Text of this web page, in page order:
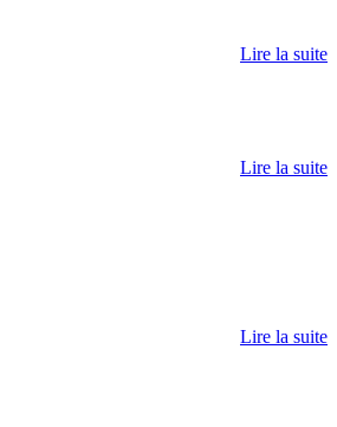
Lire la suite
Lire la suite
Lire la suite